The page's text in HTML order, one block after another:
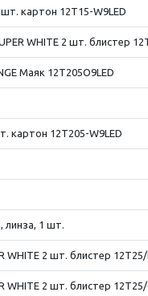
картон 12T15-W9LED
WHITE 2 шт. блистер
Маяк 12T205O9LED
картон 12T205-W9LED
линза, 1 шт.
WHITE 2 шт. блистер 12T25/
WHITE 2 шт. блистер